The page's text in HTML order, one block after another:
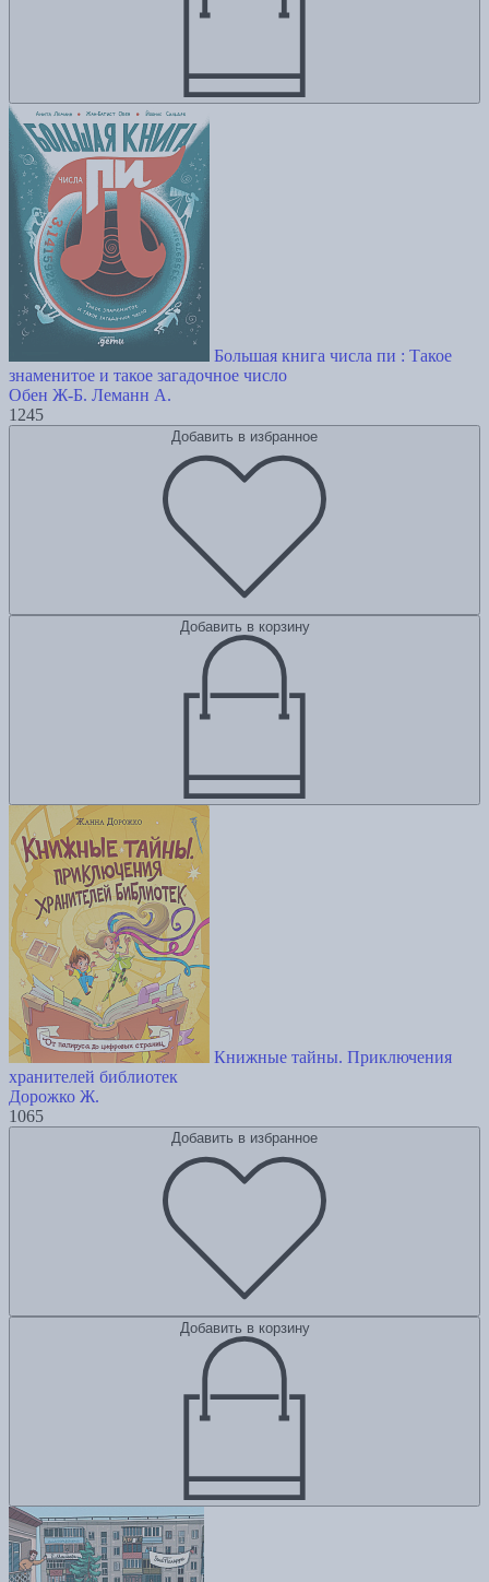
Большая книга числа пи : Такое
знаменитое и такое загадочное число
Обен Ж-Б. Леманн А.
1245
Добавить в избранное
Добавить в корзину
Книжные тайны. Приключения
хранителей библиотек
Дорожко Ж.
1065
Добавить в избранное
Добавить в корзину